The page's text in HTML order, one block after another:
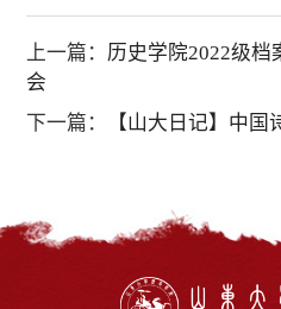
上一篇： 历史学院2022级档
会
下一篇：
【山大日记】中